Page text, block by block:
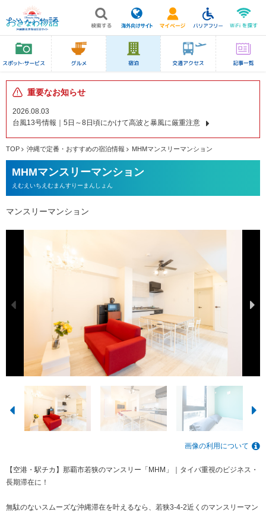
重要なお知らせ
2026.08.03
台風13号情報｜5日～8日頃にかけて高波と暴風に厳重注意
TOP 沖縄で定番・おすすめの宿泊情報 MHMマンスリーマンション
MHMマンスリーマンション
えむえいちえむまんすりーまんしょん
マンスリーマンション
画像の利用について
【空港・駅チカ】那覇市若狭のマンスリー「MHM」｜タイパ重視のビジネス・
長期滞在に！
無駄のないスムーズな沖縄滞在を叶えるなら、若狭3-4-2近くのマンスリーマン